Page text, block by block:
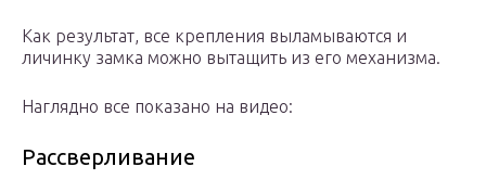
Как результат, все крепления выламываются и
личинку замка можно вытащить из его механизма.
Наглядно все показано на видео:
Рассверливание